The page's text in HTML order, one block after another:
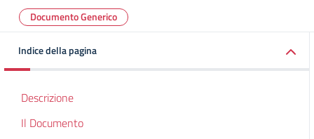
Documento Generico
Indice della pagina
Descrizione
Il Documento